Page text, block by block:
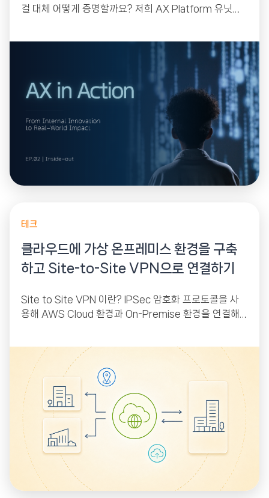
걸 대체 어떻게 증명할까요? 저희 AX Platform 유닛이
테크
클라우드에 가상 온프레미스 환경을 구축
하고 Site-to-Site VPN으로 연결하기
Site to Site VPN 이란? IPSec 암호화 프로토콜을 사
용해 AWS Cloud 환경과 On-Premise 환경을 연결해